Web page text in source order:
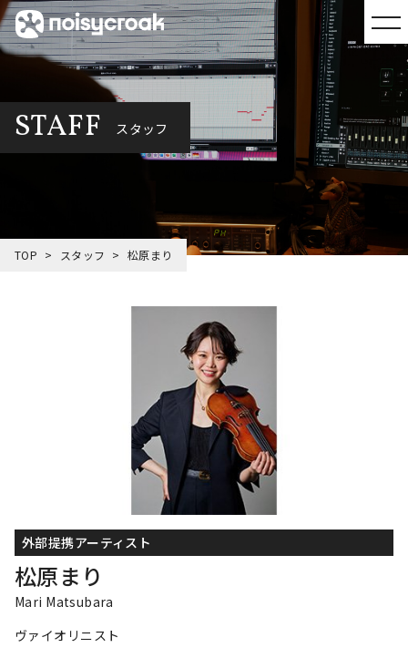
STAFF スタッフ
TOP スタッフ 松原まり
外部提携アーティスト
松原まり
Mari Matsubara
ヴァイオリニスト